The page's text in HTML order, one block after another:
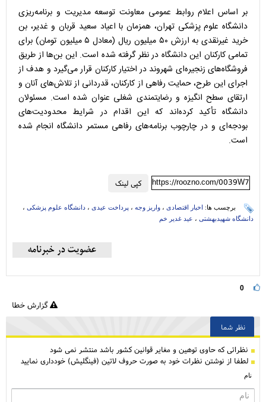
بر اساس اعلام روابط عمومی معاونت توسعه مدیریت و برنامه‌ریزی
دانشگاه علوم پزشکی تهران، همزمان با اعیاد سعید قربان و غدیر، بن
خرید غیرنقدی به ارزش ۵۰ میلیون ریال (معادل ۵ میلیون تومان) برای
تمامی کارکنان این دانشگاه در نظر گرفته شده است. این بن‌ها از طریق
فروشگاه‌های زنجیره‌ای شهروند در اختیار کارکنان قرار می‌گیرد و هدف از
اجرای این طرح، حمایت رفاهی از کارکنان، قدردانی از تلاش‌های آنان و
ارتقای سطح انگیزه و رضایتمندی شغلی عنوان شده است. مسئولان
دانشگاه تأکید کرده‌اند که این اقدام در شرایط محدودیت‌های
بودجه‌ای و در چارچوب برنامه‌های رفاهی مستمر دانشگاه انجام شده
است.
کپی لینک https://roozno.com/0039W7
برچسب ها: اخبار اقتصادی ، واریز وجه ، پرداخت عیدی ، دانشگاه علوم پزشکی ،
دانشگاه شهیدبهشتی ، عید غدیر خم
0
گزارش خطا
نظر شما
نظراتی كه حاوی توهین و مغایر قوانین کشور باشد منتشر نمی شود
لطفا از نوشتن نظرات خود به صورت حروف لاتین (فینگلیش) خودداری نمایید
نام